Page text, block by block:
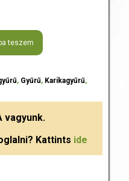
teszem
, Gyűrű, Karikagyűrű,
vagyunk.
Kattints ide